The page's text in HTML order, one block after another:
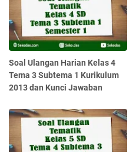
Soal Ulangan Harian Kelas 4
Tema 3 Subtema 1 Kurikulum
2013 dan Kunci Jawaban